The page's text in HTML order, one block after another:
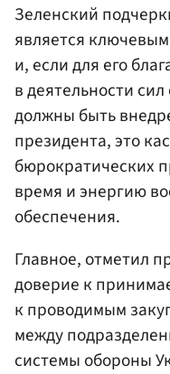
Зеленский
является
и, если для его
в деятельности
должны быть
президента, это
бюрократических
время и энергию
обеспечения.
Главное, отметил
доверие к
к проводимым
между
системы обороны